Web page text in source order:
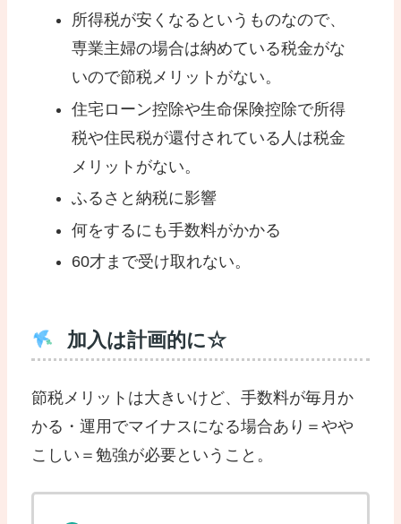
所得税が安くなるというものなので、
専業主婦の場合は納めている税金がな
いので節税メリットがない。
住宅ローン控除や生命保険控除で所得
税や住民税が還付されている人は税金
メリットがない。
ふるさと納税に影響
何をするにも手数料がかかる
60才まで受け取れない。
加入は計画的に☆
節税メリットは大きいけど、手数料が毎月か
かる・運用でマイナスになる場合あり＝やや
こしい＝勉強が必要ということ。